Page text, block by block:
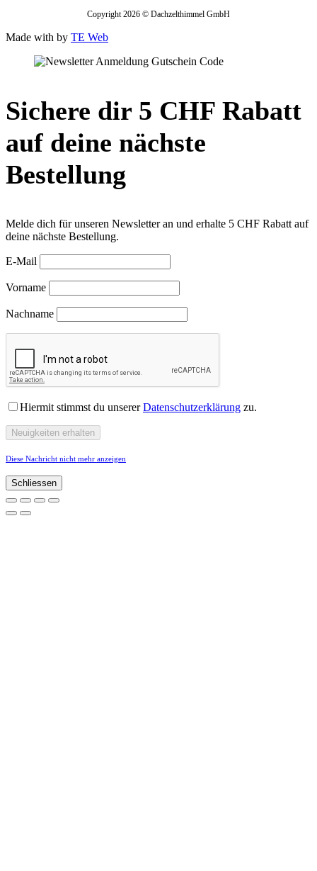
Copyright 2026 © Dachzelthimmel GmbH
Made with by TE Web
Sichere dir 5 CHF Rabatt
auf deine nächste
Bestellung
Melde dich für unseren Newsletter an und erhalte 5 CHF Rabatt auf
deine nächste Bestellung.
E-Mail
Vorname
Nachname
Hiermit stimmst du unsererDatenschutzerklärung zu.
Diese Nachricht nicht mehr anzeigen
Schliessen